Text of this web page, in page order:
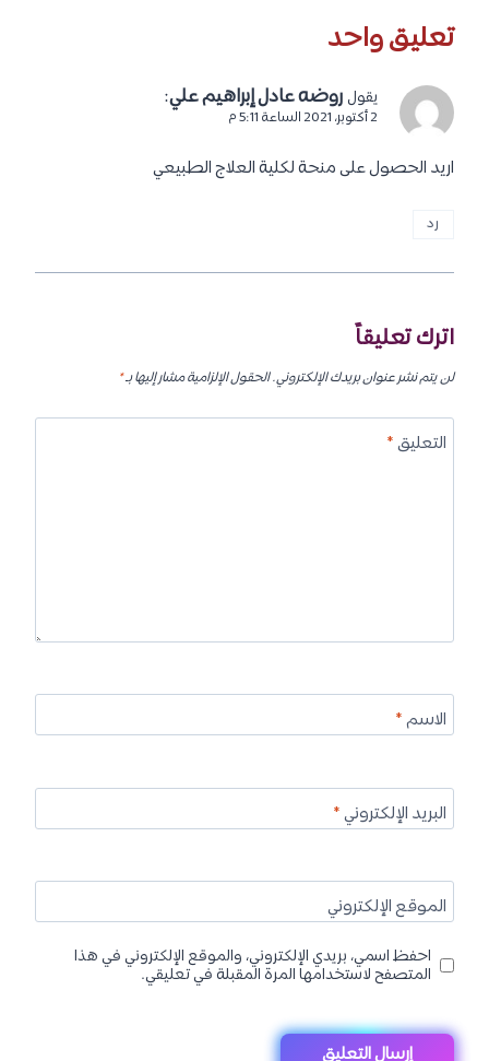
تعليق واحد
يقول روضه عادل إبراهيم علي:
2 أكتوبر، 2021 الساعة 5:11 م
اريد الحصول على منحة لكلية العلاج الطبيعي
رد
اترك تعليقاً
لن يتم نشر عنوان بريدك الإلكتروني.الحقول الإلزامية مشار إليها بـ*
التعليق*
الاسم*
البريد الإلكتروني*
الموقع الإلكتروني
احفظ اسمي، بريدي الإلكتروني، والموقع الإلكتروني في هذا
المتصفح لاستخدامها المرة المقبلة في تعليقي.